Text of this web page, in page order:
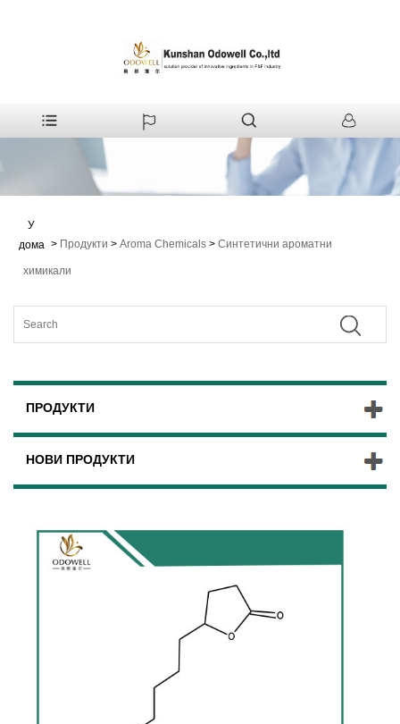
У
дома > Продукти > Aroma Chemicals > Синтетични ароматни
химикали
ПРОДУКТИ
НОВИ ПРОДУКТИ